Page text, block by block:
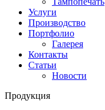
Услуги
Производство
Портфолио
Галерея
Контакты
Статьи
Новости
Продукция